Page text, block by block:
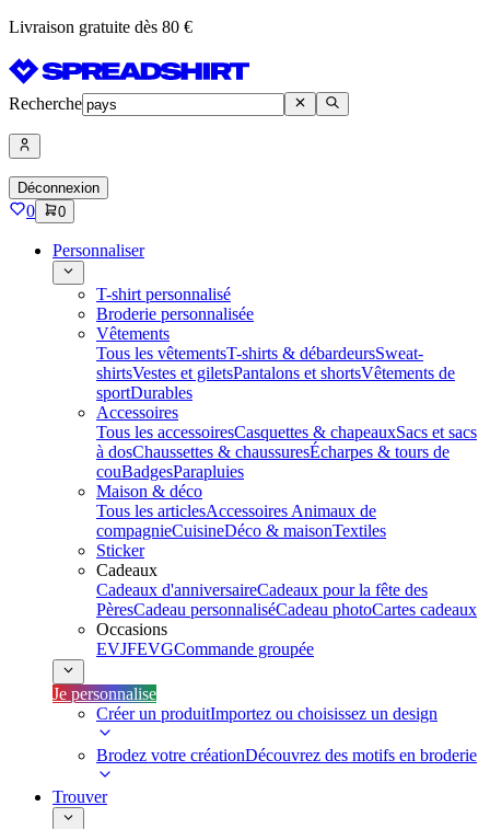
Livraison gratuite dès 80 €
Recherche
Déconnexion
0 0
Personnaliser
T-shirt personnalisé
Broderie personnalisée
Vêtements
Tous les vêtementsT-shirts & débardeursSweat-
shirtsVestes et giletsPantalons et shortsVêtements de
sportDurables
Accessoires
Tous les accessoiresCasquettes & chapeauxSacs et sacs
à dosChaussettes & chaussuresÉcharpes & tours de
couBadgesParapluies
Maison & déco
Tous les articlesAccessoires Animaux de
compagnieCuisineDéco & maisonTextiles
Sticker
Cadeaux
Cadeaux d'anniversaireCadeaux pour la fête des
PèresCadeau personnaliséCadeau photoCartes cadeaux
Occasions
EVJFEVGCommande groupée
Je personnalise
Créer un produitImportez ou choisissez un design
Brodez votre créationDécouvrez des motifs en broderie
Trouver